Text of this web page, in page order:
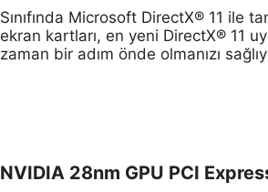
Sınıfında Microsoft DirectX® 11 ile
ekran kartları, en yeni DirectX® 11
zaman bir adım önde olmanızı
NVIDIA 28nm GPU PCI